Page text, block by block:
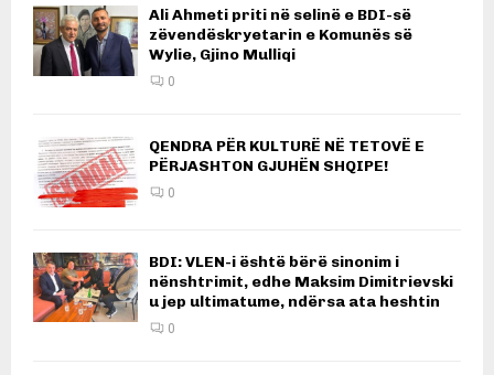
Ali Ahmeti priti në selinë e BDI-së
zëvendëskryetarin e Komunës së
Wylie, Gjino Mulliqi
0
QENDRA PËR KULTURË NË TETOVË E
PËRJASHTON GJUHËN SHQIPE!
0
BDI: VLEN-i është bërë sinonim i
nënshtrimit, edhe Maksim Dimitrievski
u jep ultimatume, ndërsa ata heshtin
0